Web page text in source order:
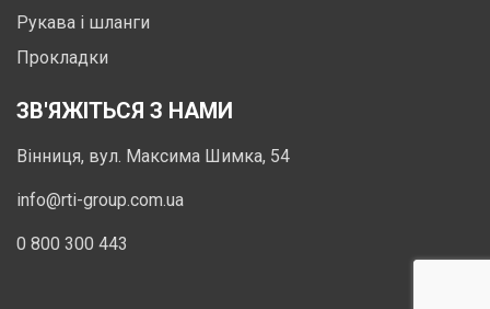
Рукава і шланги
Прокладки
ЗВ'ЯЖІТЬСЯ З НАМИ
Вінниця, вул. Максима Шимка, 54
info@rti-group.com.ua
0 800 300 443